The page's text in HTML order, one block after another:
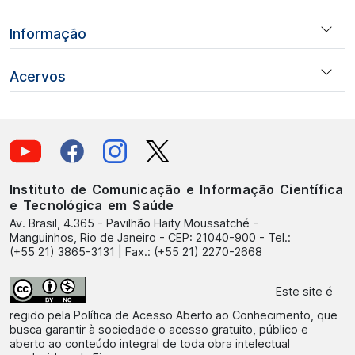
Informação
Acervos
Instituto de Comunicação e Informação Científica
e Tecnológica em Saúde
Av. Brasil, 4.365 - Pavilhão Haity Moussatché -
Manguinhos, Rio de Janeiro - CEP: 21040-900 - Tel.:
(+55 21) 3865-3131 | Fax.: (+55 21) 2270-2668
Este site é
regido pela Política de Acesso Aberto ao Conhecimento , que
busca garantir à sociedade o acesso gratuito, público e
aberto ao conteúdo integral de toda obra intelectual